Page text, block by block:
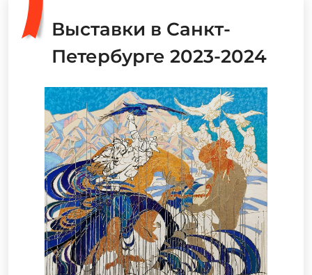
Выставки в Санкт-
Петербурге 2023-2024